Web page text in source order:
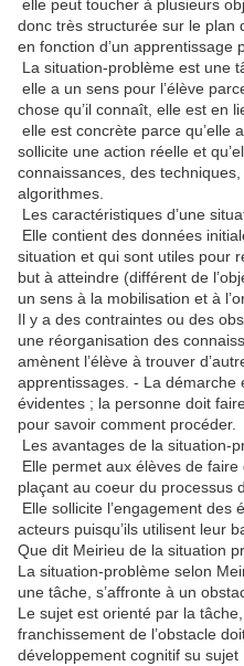
elle peut toucher à plusieurs
donc très structurée sur le plan
en fonction d’un apprentissage
La situation-problème est une
elle a un sens pour l’élève
chose qu’il connaît, elle est en
elle est concrète parce qu’elle
sollicite une action réelle et
connaissances, des
algorithmes.
Les caractéristiques d’une
Elle contient des données
situation et qui sont utiles pour
but à atteindre (différent de
un sens à la mobilisation et à
Il y a des contraintes ou des
une réorganisation des
amènent l’élève à trouver
apprentissages. - La démarche
évidentes ; la personne doit
pour savoir comment procéder.
Les avantages de la situation-
Elle permet aux élèves de
plaçant au coeur du processus
Elle sollicite l’engagement des
acteurs puisqu’ils utilisent leur
Que dit Meirieu de la situation
La situation-problème selon
une tâche, s’affronte à un
Le sujet est orienté par la
franchissement de l’obstacle
développement cognitif su sujet